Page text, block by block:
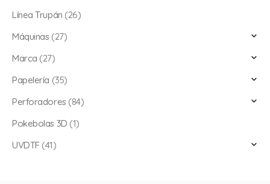
Línea Trupán (26)
Máquinas (27)
Marca (27)
Papelería (35)
Perforadores (84)
Pokebolas 3D (1)
UVDTF (41)